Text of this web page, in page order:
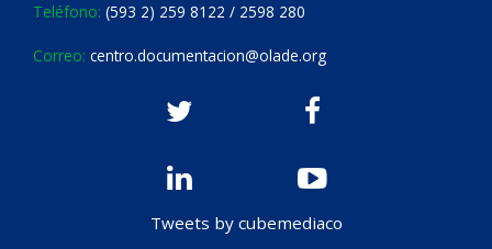
Teléfono: (593 2) 259 8122 / 2598 280
Correo: centro.documentacion@olade.org
Tweets by cubemediaco